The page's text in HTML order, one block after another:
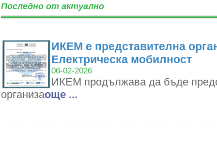
Последно от актуално
ИКЕМ е представителна
Електрическа мобилност
06-02-2026
ИКЕМ продължава да бъде
организаoще ...